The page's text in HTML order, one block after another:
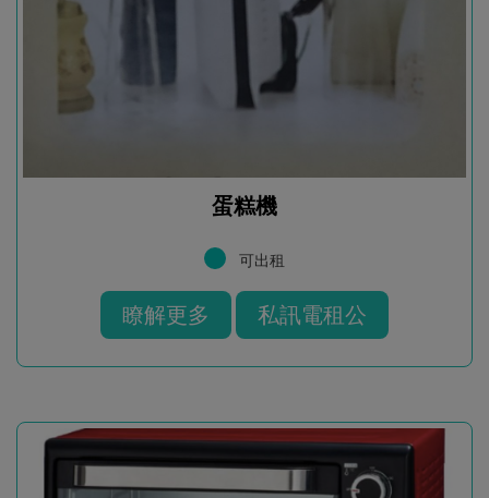
蛋糕機
可出租
瞭解更多 私訊電租公